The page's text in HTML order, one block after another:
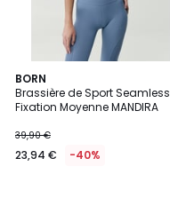
BORN
Brassière de Sport Seamless
Fixation Moyenne MANDIRA
39,90 €
23,94 € -40%